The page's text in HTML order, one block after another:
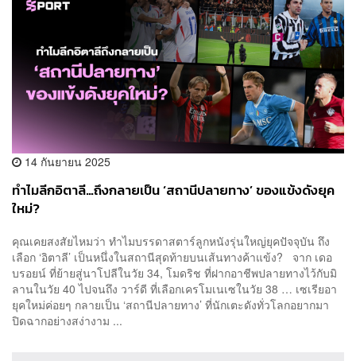
14 กันยายน 2025
ทำไมลีกอิตาลี…ถึงกลายเป็น ‘สถานีปลายทาง’ ของแข้งดังยุค
ใหม่?
คุณเคยสงสัยไหมว่า ทำไมบรรดาสตาร์ลูกหนังรุ่นใหญ่ยุคปัจจุบัน ถึง
เลือก ‘อิตาลี’ เป็นหนึ่งในสถานีสุดท้ายบนเส้นทางค้าแข้ง? จาก เดอ
บรอยน์ ที่ย้ายสู่นาโปลีในวัย 34, โมดริช ที่ฝากอาชีพปลายทางไว้กับมิ
ลานในวัย 40 ไปจนถึง วาร์ดี ที่เลือกเครโมเนเซในวัย 38 … เซเรียอา
ยุคใหม่ค่อยๆ กลายเป็น ‘สถานีปลายทาง’ ที่นักเตะดังทั่วโลกอยากมา
ปิดฉากอย่างสง่างาม ...